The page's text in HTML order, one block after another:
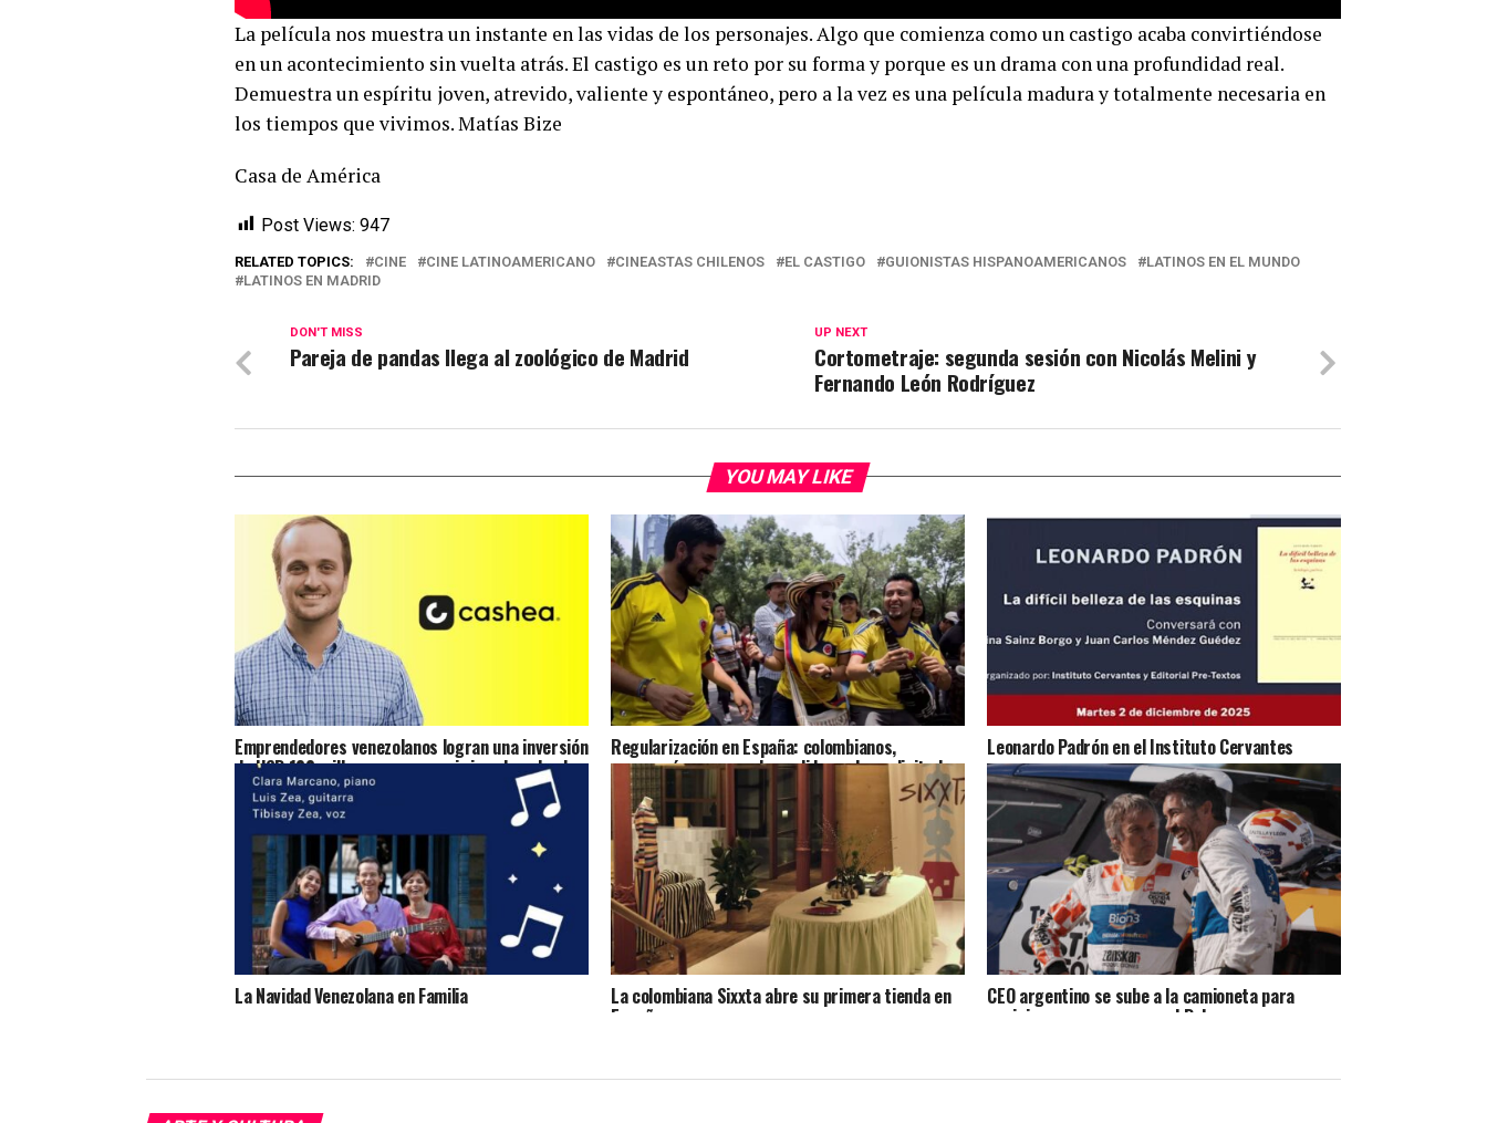
La película nos muestra un instante en las vidas de los personajes. Algo que comienza como un castigo acaba convirtiéndose
en un acontecimiento sin vuelta atrás. El castigo es un reto por su forma y porque es un drama con una profundidad real.
Demuestra un espíritu joven, atrevido, valiente y espontáneo, pero a la vez es una película madura y totalmente necesaria en
los tiempos que vivimos. Matías Bize
Casa de América
Post Views: 947
RELATED TOPICS: CINE CINE LATINOAMERICANO CINEASTAS CHILENOS EL CASTIGO GUIONISTAS HISPANOAMERICANOS
LATINOS EN EL MUNDO
LATINOS EN MADRID
UP NEXT
Cortometraje: segunda sesión con Nicolás Melini y
Fernando León Rodríguez
DON'T MISS
Pareja de pandas llega al zoológico de Madrid
YOU MAY LIKE
Emprendedores venezolanos logran una inversión
de USD 100 millones para seguir impulsando el
acceso al crédito en Venezuela
Regularización en España: colombianos,
marroquíes y venezolanos lideran las solicitudes
presentadas
Leonardo Padrón en el Instituto Cervantes
La Navidad Venezolana en Familia La colombiana Sixxta abre su primera tienda en
España
CEO argentino se sube a la camioneta para
posicionar una marca en el Dakar